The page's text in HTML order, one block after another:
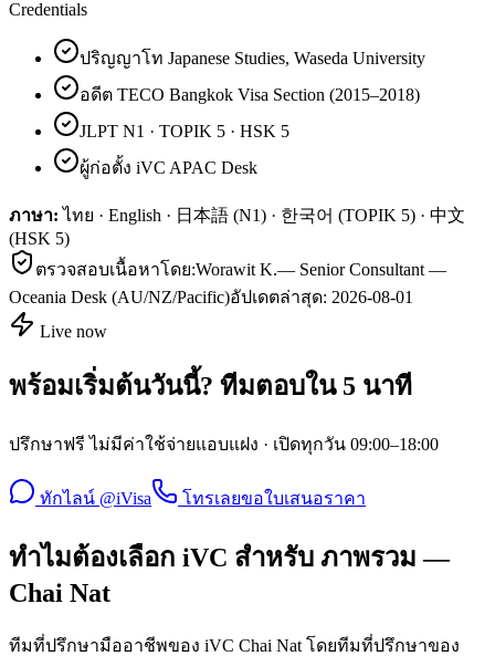
Credentials
ปริญญาโท Japanese Studies, Waseda University
อดีต TECO Bangkok Visa Section (2015–2018)
JLPT N1 · TOPIK 5 · HSK 5
ผู้ก่อตั้ง iVC APAC Desk
ภาษา: ไทย · English · 日本語 (N1) · 한국어 (TOPIK 5) · 中文
(HSK 5)
ตรวจสอบเนื้อหาโดย:Worawit K.— Senior Consultant —
Oceania Desk (AU/NZ/Pacific)อัปเดตล่าสุด: 2026-08-01
Live now
พร้อมเริ่มต้นวันนี้? ทีมตอบใน 5 นาที
ปรึกษาฟรี ไม่มีค่าใช้จ่ายแอบแฝง · เปิดทุกวัน 09:00–18:00
ทักไลน์ @iVisa โทรเลยขอใบเสนอราคา
ทำไมต้องเลือก iVC สำหรับ ภาพรวม —
Chai Nat
ทีมที่ปรึกษามืออาชีพของ iVC Chai Nat โดยทีมที่ปรึกษาของ